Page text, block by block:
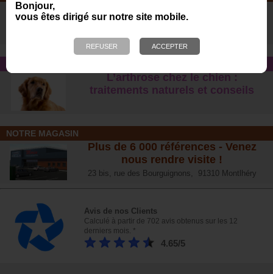
Bonjour,
vous êtes dirigé sur notre site mobile.
votre chien !
L’arthrose chez le chien :
traitements naturels et conseils
NOTRE MAGASIN
Plus de 6 000 références - Venez
nous rendre visite !
23 bis, rue des Bourguignons, 91310 Montlhéry
Avis de nos Clients
Calculé à partir de 702 avis obtenus sur les 12
derniers mois. *
4.65/5